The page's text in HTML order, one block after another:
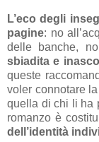
L’eco degli
pagine: no
delle banche,
sbiadita e
queste
voler connotare
quella di chi li ha
romanzo è
dell’identità